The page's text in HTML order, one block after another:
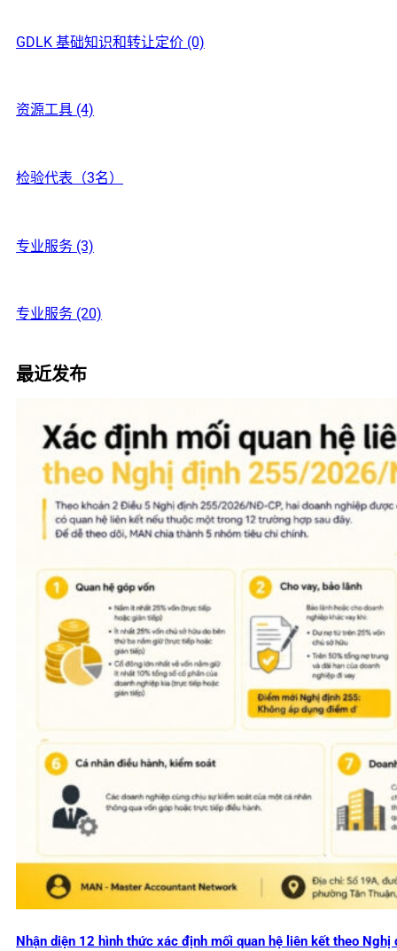
GDLK 基础知识和转让定价 (0)
资源工具 (4)
检验代表（3名）
专业服务 (3)
专业服务 (20)
最近发布
Nhận diện 12 hình thức xác định mối quan hệ liên kết theo